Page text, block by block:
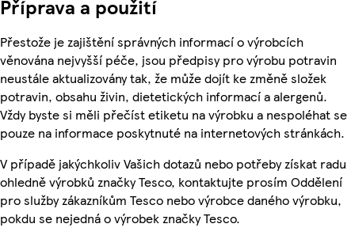
Příprava a použití
Přestože je zajištění správných informací o výrobcích
věnována nejvyšší péče, jsou předpisy pro výrobu potravin
neustále aktualizovány tak, že může dojít ke změně složek
potravin, obsahu živin, dietetických informací a alergenů.
Vždy byste si měli přečíst etiketu na výrobku a nespoléhat se
pouze na informace poskytnuté na internetových stránkách.
V případě jakýchkoliv Vašich dotazů nebo potřeby získat radu
ohledně výrobků značky Tesco, kontaktujte prosím Oddělení
pro služby zákazníkům Tesco nebo výrobce daného výrobku,
pokdu se nejedná o výrobek značky Tesco.